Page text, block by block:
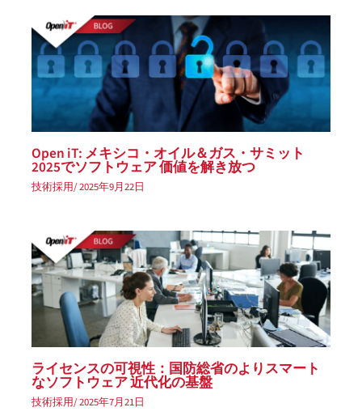
Open iT: メキシコ・オイル＆ガス・サミット
2025でソフトウェア 価値を解き放つ
技術採用/2025年9月22日
ライセンスの可視性：国防総省のよりスマート
なソフトウェア 近代化の基盤
技術採用/2025年7月21日